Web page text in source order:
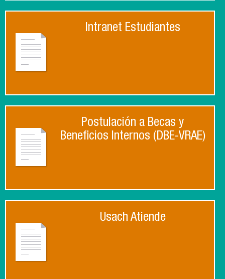
Intranet Estudiantes
Postulación a Becas y
Beneficios Internos (DBE-VRAE)
Usach Atiende